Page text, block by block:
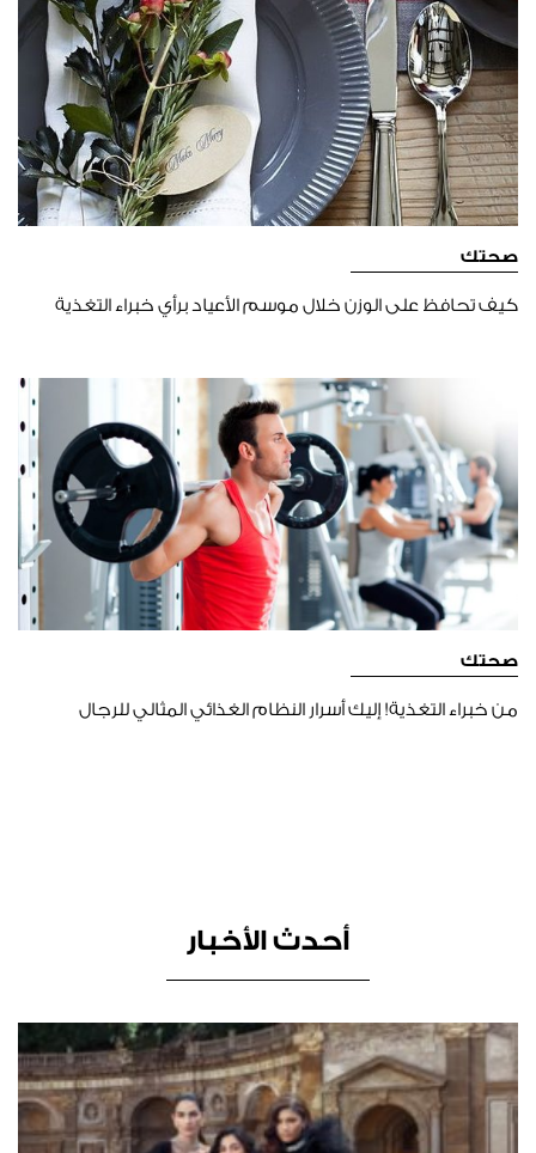
صحتك
كيف تحافظ على الوزن خلال موسم الأعياد برأي خبراء التغذية
صحتك
من خبراء التغذية! إليك أسرار النظام الغذائي المثالي للرجال
أحدث الأخبار